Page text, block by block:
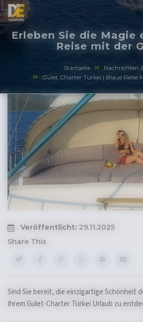
Erleben Sie die Magie
Reise mit der
Startseite
Nachrichten
Gulet Charter Türkei | Blaue Reise
Veröffentlicht: 29.11.2025
Share This
Sind Sie bereit, die einzigartige Schönheit
Ihrem Gulet-Charter Türkei Urlaub zu